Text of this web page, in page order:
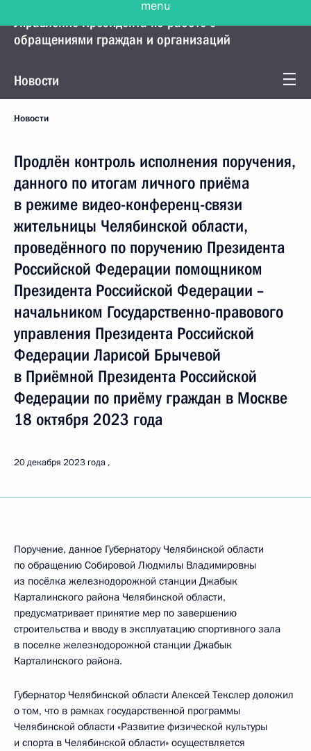
Управление Президента по работе с
обращениями граждан и организаций
Новости
Новости
Продлён контроль исполнения поручения,
данного по итогам личного приёма
в режиме видео-конференц-связи
жительницы Челябинской области,
проведённого по поручению Президента
Российской Федерации помощником
Президента Российской Федерации –
начальником Государственно-правового
управления Президента Российской
Федерации Ларисой Брычевой
в Приёмной Президента Российской
Федерации по приёму граждан в Москве
18 октября 2023 года
20 декабря 2023 года
Поручение, данное Губернатору Челябинской области
по обращению Собировой Людмилы Владимировны
из посёлка железнодорожной станции Джабык
Карталинского района Челябинской области,
предусматривает принятие мер по завершению
строительства и вводу в эксплуатацию спортивного зала
в поселке железнодорожной станции Джабык
Карталинского района.
Губернатор Челябинской области Алексей Текслер доложил
о том, что в рамках государственной программы
Челябинской области «Развитие физической культуры
и спорта в Челябинской области» осуществляется